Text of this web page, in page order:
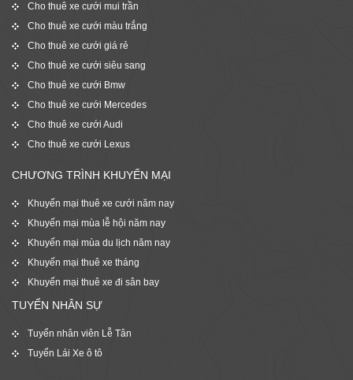
Cho thuê xe cưới mui trần
Cho thuê xe cưới màu trắng
Cho thuê xe cưới giá rẻ
Cho thuê xe cưới siêu sang
Cho thuê xe cưới Bmw
Cho thuê xe cưới Mercedes
Cho thuê xe cưới Audi
Cho thuê xe cưới Lexus
CHƯƠNG TRÌNH KHUYẾN MẠI
Khuyến mại thuê xe cưới năm nay
Khuyến mại mùa lễ hội năm nay
Khuyến mại mùa du lịch năm nay
Khuyến mại thuê xe tháng
Khuyến mại thuê xe đi sân bay
TUYỂN NHÂN SỰ
Tuyển nhân viên Lễ Tân
Tuyển Lái Xe ô tô